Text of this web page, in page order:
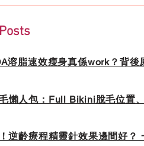
溶脂速效瘦身真係work？背後
懶人包：Full Bikini脫毛位置
逆齡療程精靈針效果邊間好？